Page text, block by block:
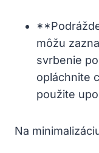
môžu
svrbenie
opláchnite
použite
Na